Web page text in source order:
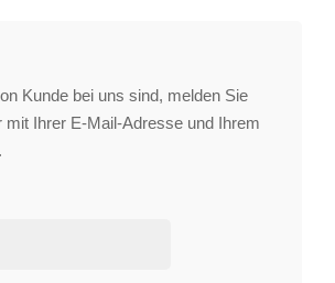
Kunde bei uns sind, melden Sie
mit Ihrer E-Mail-Adresse und Ihrem